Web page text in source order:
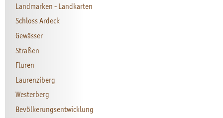
Landmarken - Landkarten
Schloss Ardeck
Gewässer
Straßen
Fluren
Laurenziberg
Westerberg
Bevölkerungsentwicklung